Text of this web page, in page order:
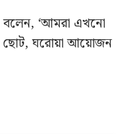
বলেন, ‘আমরা এখনো
ছোট, ঘরোয়া আয়োজন